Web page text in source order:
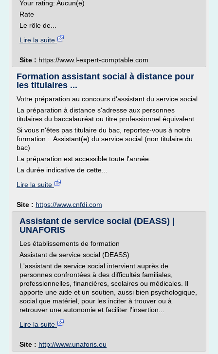
Your rating: Aucun(e)
Rate
Le rôle de...
Lire la suite
Site : https://www.l-expert-comptable.com
Formation assistant social à distance pour
les titulaires ...
Votre préparation au concours d'assistant du service social
La préparation à distance s'adresse aux personnes
titulaires du baccalauréat ou titre professionnel équivalent.
Si vous n'êtes pas titulaire du bac, reportez-vous à notre
formation : Assistant(e) du service social (non titulaire du
bac)
La préparation est accessible toute l'année.
La durée indicative de cette...
Lire la suite
Site : https://www.cnfdi.com
Assistant de service social (DEASS) |
UNAFORIS
Les établissements de formation
Assistant de service social (DEASS)
L'assistant de service social intervient auprès de
personnes confrontées à des difficultés familiales,
professionnelles, financières, scolaires ou médicales. Il
apporte une aide et un soutien, aussi bien psychologique,
social que matériel, pour les inciter à trouver ou à
retrouver une autonomie et faciliter l'insertion...
Lire la suite
Site : http://www.unaforis.eu